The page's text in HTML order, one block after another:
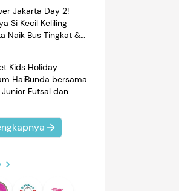
Jakarta Day 2!
Si Kecil Keliling
Naik Bus Tingkat &
Kids Holiday
HaiBunda bersama
Futsal dan
Banget!